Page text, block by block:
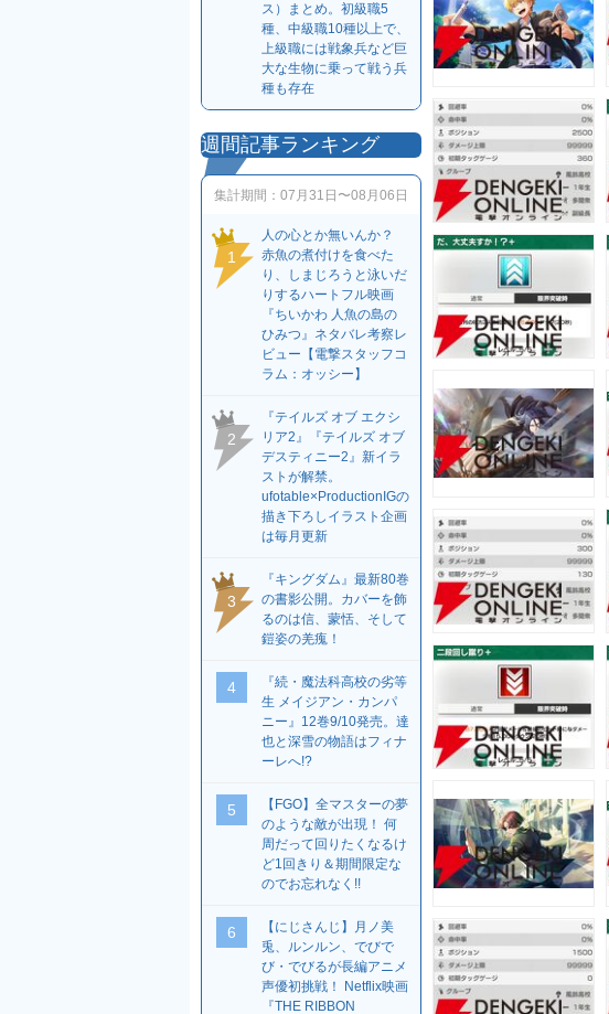
ス）まとめ。初級職5
種、中級職10種以上で、
上級職には戦象兵など巨
大な生物に乗って戦う兵
種も存在
週間記事ランキング
集計期間： 07月31日〜08月06日
1
人の心とか無いんか？
赤魚の煮付けを食べた
り、しまじろうと泳いだ
りするハートフル映画
『ちいかわ 人魚の島の
ひみつ』ネタバレ考察レ
ビュー【電撃スタッフコ
ラム：オッシー】
2
『テイルズ オブ エクシ
リア2』『テイルズ オブ
デスティニー2』新イラ
ストが解禁。
ufotable×ProductionIGの
描き下ろしイラスト企画
は毎月更新
3
『キングダム』最新80巻
の書影公開。カバーを飾
るのは信、蒙恬、そして
鎧姿の羌瘣！
4
『続・魔法科高校の劣等
生 メイジアン・カンパ
ニー』12巻9/10発売。達
也と深雪の物語はフィナ
ーレへ!?
5
【FGO】全マスターの夢
のような敵が出現！ 何
周だって回りたくなるけ
ど1回きり＆期間限定な
のでお忘れなく!!
6
【にじさんじ】月ノ美
兎、ルンルン、でびで
び・でびるが長編アニメ
声優初挑戦！ Netflix映画
『THE RIBBON